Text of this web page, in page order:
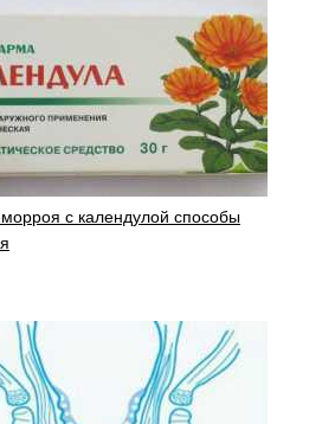
с календулой способы